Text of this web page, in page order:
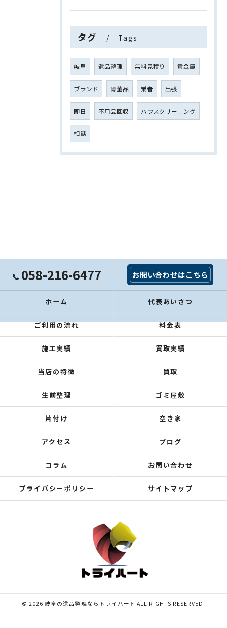
タグ Tags
岐阜 遺品整理 無料見積り 貴金属
ブランド 骨董品 業者 出張
即日 不用品回収 ハウスクリーニング
相談
058-216-6477 お問い合わせはこちら
ホーム 代表あいさつ
ご利用の流れ 料金表
施工実績 買取実績
当店の特徴 買取
生前整理 ゴミ屋敷
片付け 空き家
アクセス ブログ
コラム お問い合わせ
プライバシーポリシー サイトマップ
© 2026 岐阜の遺品整理ならトライハート ALL RIGHTS RESERVED.